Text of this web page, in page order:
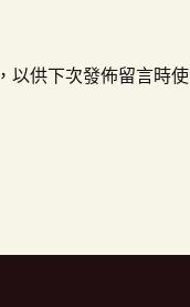
以供下次發佈留言時使